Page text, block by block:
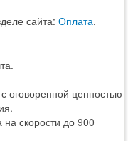
сайта: Оплата.
оговоренной ценностью
скорости до 900